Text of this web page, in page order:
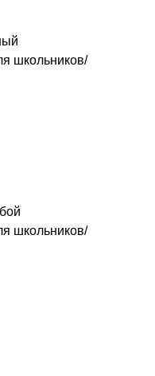
школьников/
школьников/